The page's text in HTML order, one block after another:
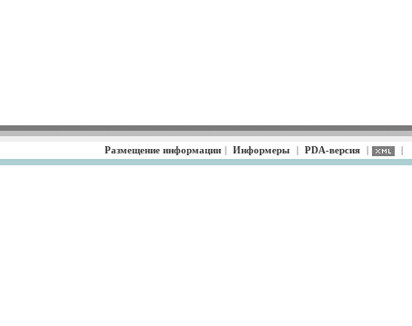
Размещение информации | Информеры | PDA-версия | |